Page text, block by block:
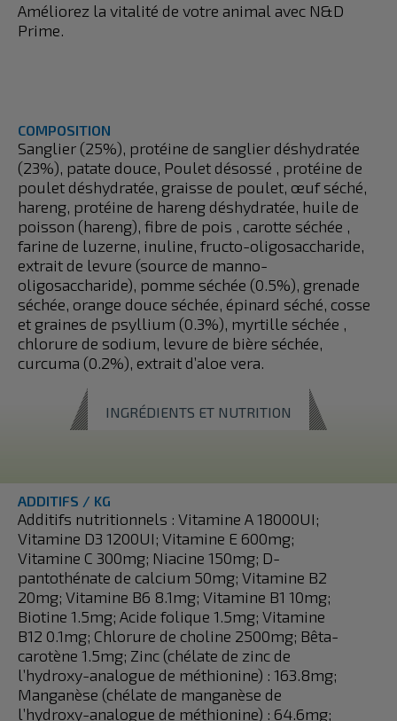
Améliorez la vitalité de votre animal avec N&D
Prime.
COMPOSITION
Sanglier (25%), protéine de sanglier déshydratée
(23%), patate douce, Poulet désossé , protéine de
poulet déshydratée, graisse de poulet, œuf séché,
hareng, protéine de hareng déshydratée, huile de
poisson (hareng), fibre de pois , carotte séchée ,
farine de luzerne, inuline, fructo-oligosaccharide,
extrait de levure (source de manno-
oligosaccharide), pomme séchée (0.5%), grenade
séchée, orange douce séchée, épinard séché, cosse
et graines de psyllium (0.3%), myrtille séchée ,
chlorure de sodium, levure de bière séchée,
curcuma (0.2%), extrait d’aloe vera.
INGRÉDIENTS ET NUTRITION
ADDITIFS / KG
Additifs nutritionnels : Vitamine A 18000UI;
Vitamine D3 1200UI; Vitamine E 600mg;
Vitamine C 300mg; Niacine 150mg; D-
pantothénate de calcium 50mg; Vitamine B2
20mg; Vitamine B6 8.1mg; Vitamine B1 10mg;
Biotine 1.5mg; Acide folique 1.5mg; Vitamine
B12 0.1mg; Chlorure de choline 2500mg; Bêta-
carotène 1.5mg; Zinc (chélate de zinc de
l’hydroxy-analogue de méthionine) : 163.8mg;
Manganèse (chélate de manganèse de
l’hydroxy-analogue de méthionine) : 64.6mg;